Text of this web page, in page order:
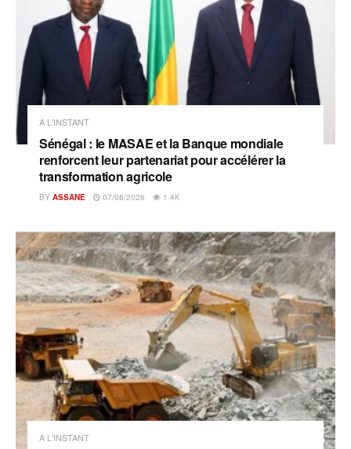
A L'INSTANT
Sénégal : le MASAE et la Banque mondiale
renforcent leur partenariat pour accélérer la
transformation agricole
BY ASSANE 07/08/2026 1.4K
A L'INSTANT